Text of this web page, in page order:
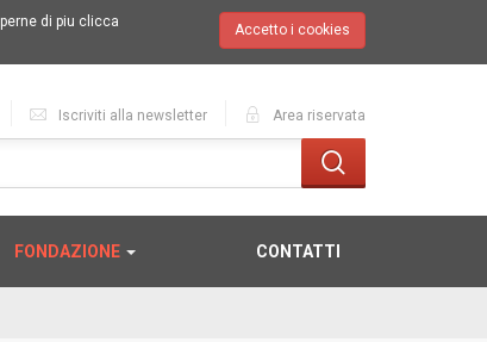
di piu clicca
Accetto i cookies
Iscriviti alla newsletter Area riservata
FONDAZIONE CONTATTI